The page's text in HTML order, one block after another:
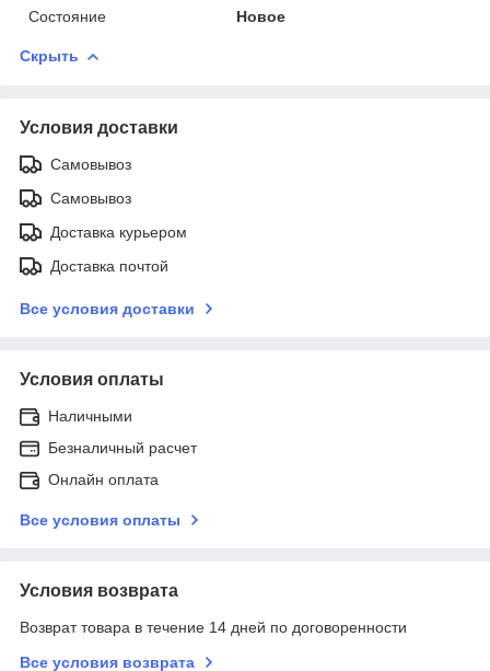
Состояние Новое
Скрыть
Условия доставки
Самовывоз
Самовывоз
Доставка курьером
Доставка почтой
Все условия доставки
Условия оплаты
Наличными
Безналичный расчет
Онлайн оплата
Все условия оплаты
Условия возврата
Возврат товара в течение 14 дней по договоренности
Все условия возврата